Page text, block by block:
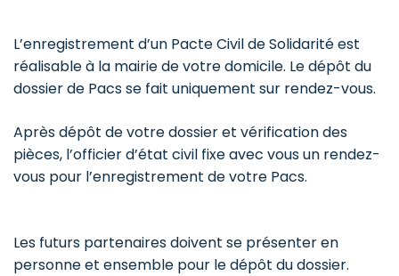
L’enregistrement d’un Pacte Civil de Solidarité est
réalisable à la mairie de votre domicile. Le dépôt du
dossier de Pacs se fait uniquement sur rendez-vous.
Après dépôt de votre dossier et vérification des
pièces, l’officier d’état civil fixe avec vous un rendez-
vous pour l’enregistrement de votre Pacs.
Les futurs partenaires doivent se présenter en
personne et ensemble pour le dépôt du dossier.